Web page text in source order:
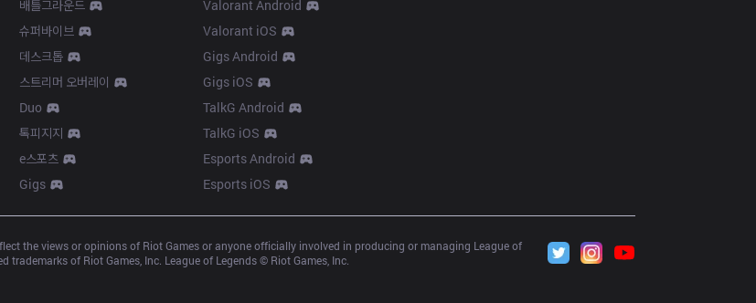
배틀그라운드
슈퍼바이브
데스크톱
스트리머 오버레이
Duo
톡피지지
e스포츠
Gigs
Valorant Android
Valorant iOS
Gigs Android
Gigs iOS
TalkG Android
TalkG iOS
Esports Android
Esports iOS
the views or opinions of Riot Games or anyone officially involved in producing or managing League of
trademarks of Riot Games, Inc. League of Legends © Riot Games, Inc.